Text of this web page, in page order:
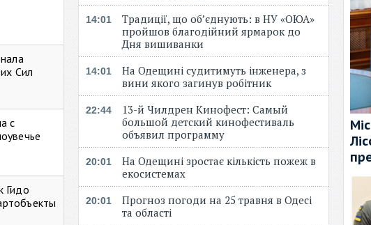
Сил
с
Гидо
14:01
Традиції, що об’єднують: в НУ «ОЮА»
пройшов благодійний ярмарок до
Дня вишиванки
14:01
На Одещині судитимуть інженера, з
вини якого загинув робітник
22:44
13-й Чилдрен Кинофест: Самый
большой детский кинофестиваль
объявил программу
20:01
На Одещині зростає кількість пожеж в
екосистемах
20:01
Прогноз погоди на 25 травня в Одесі
та області